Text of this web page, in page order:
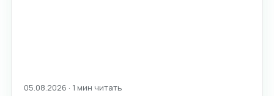
05.08.2026 · 1 мин читать